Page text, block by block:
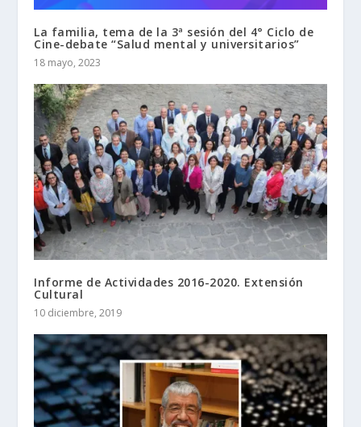
La familia, tema de la 3ª sesión del 4° Ciclo de
Cine-debate “Salud mental y universitarios”
18 mayo, 2023
Informe de Actividades 2016-2020. Extensión
Cultural
10 diciembre, 2019